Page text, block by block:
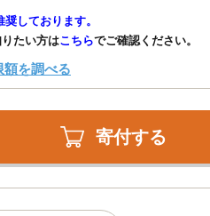
奨しております。
たい方はこちらでご確認ください。
額を調べる
寄付する